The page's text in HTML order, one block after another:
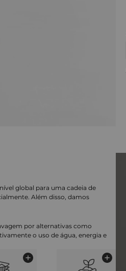
global para uma cadeia de
Além disso, damos
por alternativas como
o uso de água, energia e